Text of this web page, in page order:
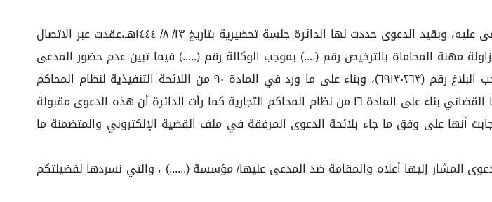
تتلخص واقعات القضية الماثلة في أنّ المدعي تقدّم بصحيفة دعوى يختصم فيها المدعى عليه، وبقيد الدعوى حددت لها الدائرة جلسة تحضيرية بتاريخ ١٣/ ٨/ ١٤٤٤هـ،عقدت عبر الاتصال
مهنة المحاماة بالترخيص رقم (....) بموجب الوكالة رقم (.....) فيما تبين عدم حضور المدعى
عليه ولا من يمثله شرعاً ونظامًا رغم ثبوت تبلغه بالموعد إلكترونياً عبر نظام أبشر بموجب البلاغ رقم (٦٩١٣٠٢٦٣)، وبناء على ما ورد في المادة ٩٠ من اللائحة التنفيذية لنظام المحاكم
التجارية فقد أفهمت الدائرة المدعي ووكيلته أن هذه الدعوى تقع في ولاية اختصاصها القضائي بناء على المادة ١٦ من نظام المحاكم التجارية كما رأت الدائرة أن هذه الدعوى مقبولة
على وفق ما جاء بلائحة الدعوى المرفقة في ملف القضية الإلكتروني والمتضمنة ما
المشار إليها أعلاه والمقامة ضد المدعى عليها/ مؤسسة (......) ، والتي نسردها لفضيلتكم